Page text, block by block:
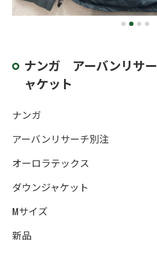
ナンガ アーバンリサ
ャケット
ナンガ
アーバンリサーチ別注
オーロラテックス
ダウンジャケット
Mサイズ
新品